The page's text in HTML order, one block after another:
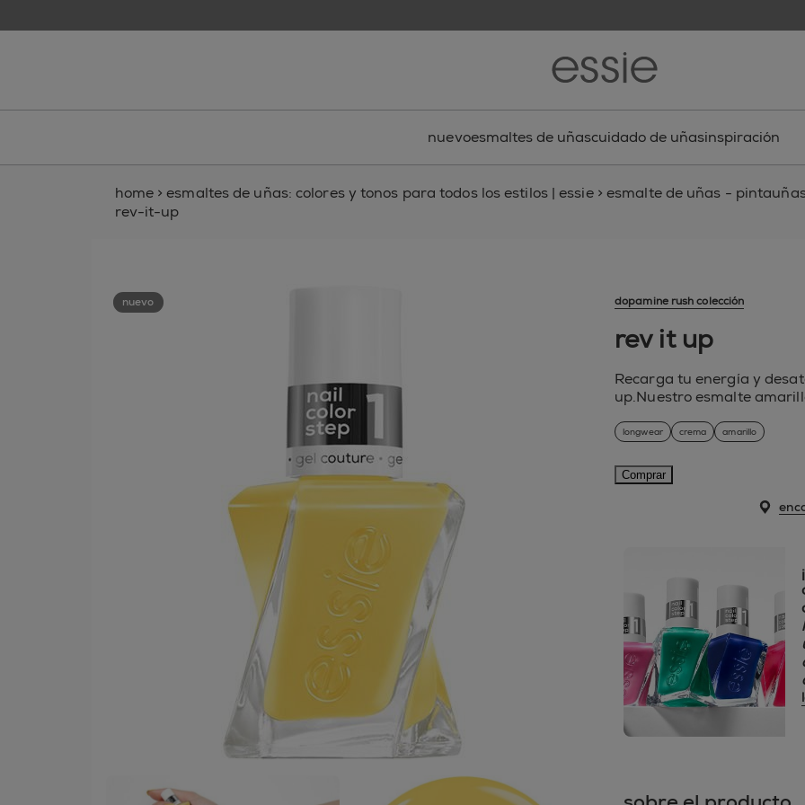
nuevoesmaltes de uñascuidado de uñasinspiración
home > esmaltes de uñas: colores y tonos para todos los estilos | essie > esmalte de uñas -
rev-it-up
nuevo dopamine rush colección
rev it up
Recarga tu energía y
up.Nuestro esmalte
longwear crema amarillo
Comprar